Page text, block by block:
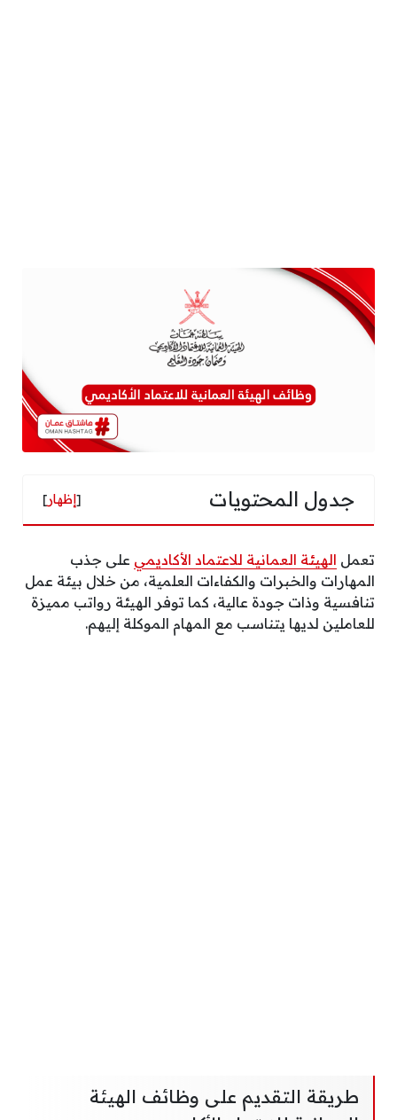
جدول المحتويات [إظهار]
تعمل الهيئة العمانية للاعتماد الأكاديمي على جذب
المهارات والخبرات والكفاءات العلمية، من خلال بيئة عمل
تنافسية وذات جودة عالية، كما توفر الهيئة رواتب مميزة
للعاملين لديها يتناسب مع المهام الموكلة إليهم.
طريقة التقديم على وظائف الهيئة